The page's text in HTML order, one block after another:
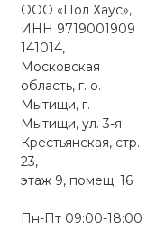
ООО «Пол Хаус»,
ИНН 9719001909
141014,
Московская
область, г. о.
Мытищи, г.
Мытищи, ул. 3-я
Крестьянская, стр.
23,
этаж 9, помещ. 16
Пн-Пт 09:00-18:00